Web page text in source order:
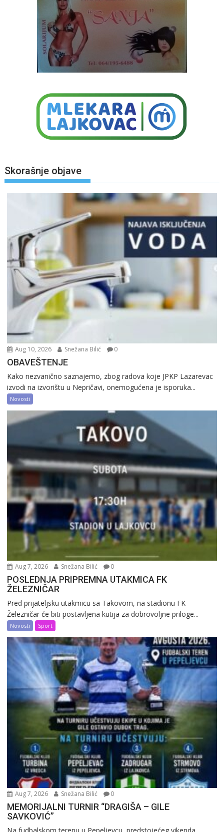
Skorašnje objave
Aug 10, 2026 Snežana Bilić 0
OBAVEŠTENJE
Kako nezvanično saznajemo, zbog radova koje JPKP Lazarevac
izvodi na izvorištu u Nepričavi, onemogućena je isporuka...
Novosti
Aug 7, 2026 Snežana Bilić 0
POSLEDNJA PRIPREMNA UTAKMICA FK
ŽELEZNIČAR
Pred prijateljsku utakmicu sa Takovom, na stadionu FK
Železničar će biti postavljena kutija za dobrovoljne priloge...
Novosti Sport
Aug 7, 2026 Snežana Bilić 0
MEMORIJALNI TURNIR “DRAGIŠA – GILE
SAVKOVIĆ”
Na fudbalskom terenu u Pepeljevcu, predstojećeg vikenda